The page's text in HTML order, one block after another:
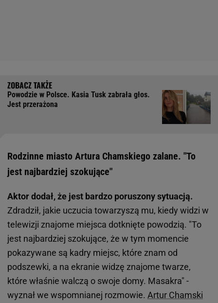
Powodzie w Polsce. Kasia Tusk zabrała głos.
Jest przerażona
Rodzinne miasto Artura Chamskiego zalane. "To
jest najbardziej szokujące"
Aktor dodał, że jest bardzo poruszony sytuacją.
Zdradził, jakie uczucia towarzyszą mu, kiedy widzi w
telewizji znajome miejsca dotknięte powodzią. "To
jest najbardziej szokujące, że w tym momencie
pokazywane są kadry miejsc, które znam od
podszewki, a na ekranie widzę znajome twarze,
które właśnie walczą o swoje domy. Masakra" -
wyznał we wspomnianej rozmowie. Artur Chamski